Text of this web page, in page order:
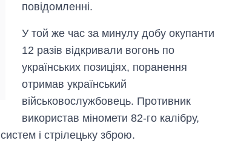
повідомленні.
У той же час за минулу добу окупанти
12 разів відкривали вогонь по
українських позиціях, поранення
отримав український
військовослужбовець. Противник
використав міномети 82-го калібру,
і стрілецьку зброю.
вирощували в
Україні до і під час